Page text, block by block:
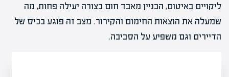
ליקויים באיטום, הבניין מאבד חום בצורה יעילה פחות, מה
שמעלה את הוצאות החימום והקירור. מצב זה פוגע בכיס של
הדיירים וגם משפיע על הסביבה.